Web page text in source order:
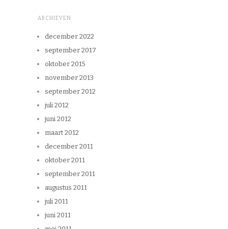
ARCHIEVEN
december 2022
september 2017
oktober 2015
november 2013
september 2012
juli 2012
juni 2012
maart 2012
december 2011
oktober 2011
september 2011
augustus 2011
juli 2011
juni 2011